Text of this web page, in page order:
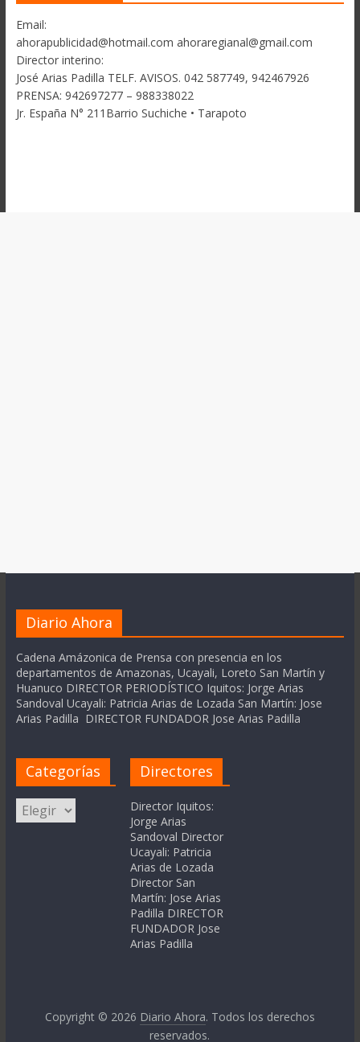
Email:
ahorapublicidad@hotmail.com ahoraregianal@gmail.com
Director interino:
José Arias Padilla TELF. AVISOS. 042 587749, 942467926
PRENSA: 942697277 – 988338022
Jr. España N° 211Barrio Suchiche • Tarapoto
Diario Ahora
Cadena Amázonica de Prensa con presencia en los
departamentos de Amazonas, Ucayali, Loreto San Martín y
Huanuco DIRECTOR PERIODÍSTICO Iquitos: Jorge Arias
Sandoval Ucayali: Patricia Arias de Lozada San Martín: Jose
Arias Padilla DIRECTOR FUNDADOR Jose Arias Padilla
Categorías
Categorías
Directores
Director Iquitos:
Jorge Arias
Sandoval Director
Ucayali: Patricia
Arias de Lozada
Director San
Martín: Jose Arias
Padilla DIRECTOR
FUNDADOR Jose
Arias Padilla
Copyright © 2026 Diario Ahora. Todos los derechos
reservados.